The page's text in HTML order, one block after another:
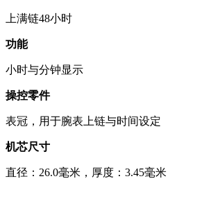
上满链48小时
功能
小时与分钟显示
操控零件
表冠，用于腕表上链与时间设定
机芯尺寸
直径：26.0毫米，厚度：3.45毫米